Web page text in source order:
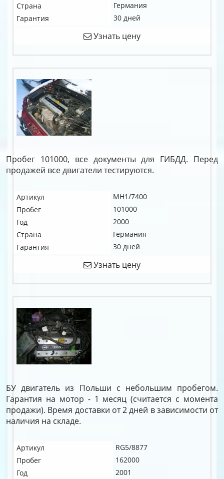
Страна
Германия
Гарантия
30 дней
Узнать цену
Пробег 101000, все документы для ГИБДД. Перед
продажей все двигатели тестируются.
Артикул
MH1/7400
Пробег
101000
Год
2000
Страна
Германия
Гарантия
30 дней
Узнать цену
БУ двигатель из Польши с небольшим пробегом.
Гарантия на мотор - 1 месяц (считается с момента
продажи). Время доставки от 2 дней в зависимости от
наличия на складе.
Артикул
RG5/8877
Пробег
162000
Год
2001